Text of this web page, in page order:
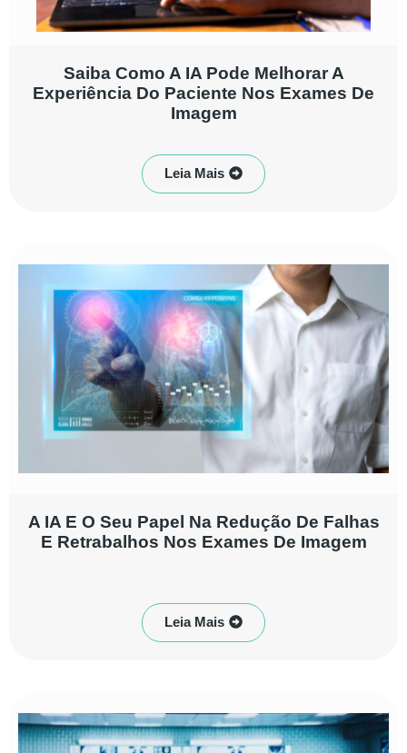
Saiba Como A IA Pode Melhorar A
Experiência Do Paciente Nos Exames De
Imagem
Leia Mais
A IA E O Seu Papel Na Redução De Falhas
E Retrabalhos Nos Exames De Imagem
Leia Mais